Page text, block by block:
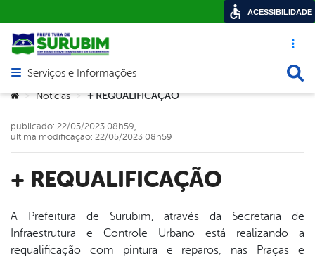
Acesso
Abrir menu principal de navegação
Serviços e Informações
Você está aqui:
> Notícias > + REQUALIFICAÇÃO
+ REQUALIFICAÇÃO
publicado: 22/05/2023 08h59,
última modificação: 22/05/2023 08h59
A Prefeitura de Surubim, através da Secretaria de
Infraestrutura e Controle Urbano está realizando a
requalificação com pintura e reparos, nas Praças e
ACESSIBILIDADE